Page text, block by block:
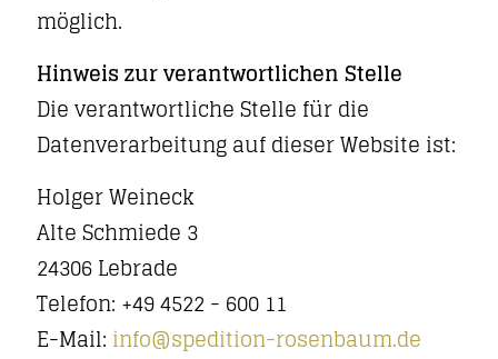
möglich.
Hinweis zur verantwortlichen Stelle
Die verantwortliche Stelle für die
Datenverarbeitung auf dieser Website ist:
Holger Weineck
Alte Schmiede 3
24306 Lebrade
Telefon: +49 4522 - 600 11
E-Mail: info@spedition-rosenbaum.de